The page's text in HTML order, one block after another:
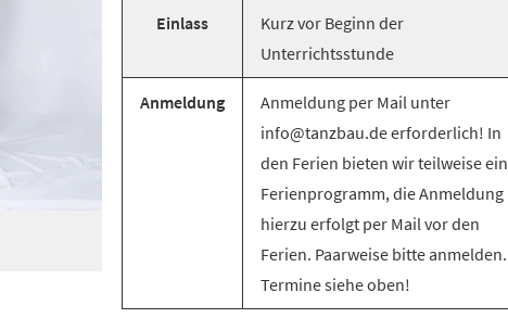
Einlass
Kurz vor Beginn der
Unterrichtsstunde
Anmeldung
Anmeldung per Mail unter
info@tanzbau.de erforderlich! In
den Ferien bieten wir teilweise ein
Ferienprogramm, die Anmeldung
hierzu erfolgt per Mail vor den
Ferien. Paarweise bitte anmelden.
Termine siehe oben!